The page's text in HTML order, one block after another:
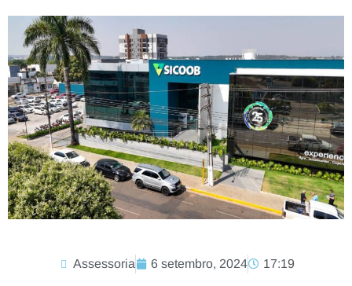
Assessoria 6 setembro, 2024 17:19